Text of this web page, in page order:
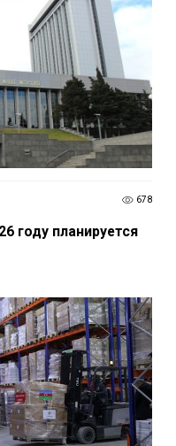
678
году планируется